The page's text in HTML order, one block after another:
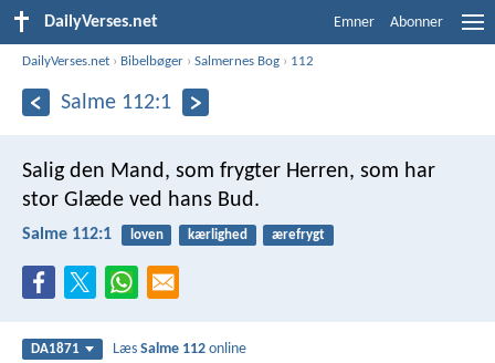
DailyVerses.net Emner Abonner
DailyVerses.net › Bibelbøger ›Salmernes Bog › 112
Salme 112:1
Salig den Mand, som frygter Herren, som har
stor Glæde ved hans Bud.
Salme 112:1 loven kærlighed ærefrygt
DA1871 LæsSalme 112 online